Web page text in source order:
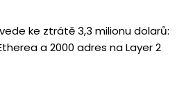
ke ztrátě 3,3 milionu dolarů:
a 2000 adres na Layer 2